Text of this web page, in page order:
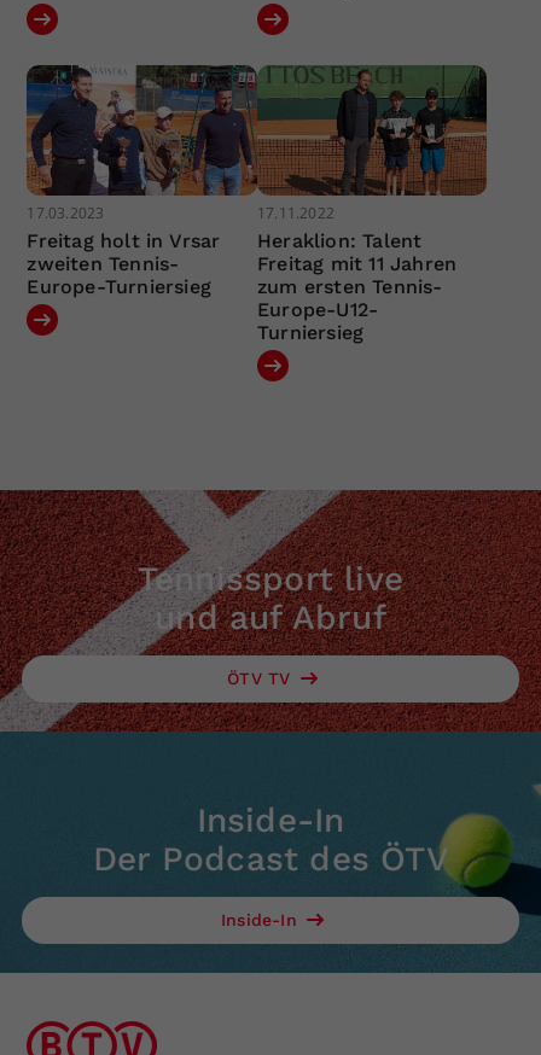
17.03.2023
Freitag holt in Vrsar
zweiten Tennis-
Europe-Turniersieg
17.11.2022
Heraklion: Talent
Freitag mit 11 Jahren
zum ersten Tennis-
Europe-U12-
Turniersieg
Tennissport live
und auf Abruf
ÖTV TV
Inside-In
Der Podcast des ÖTV
Inside-In